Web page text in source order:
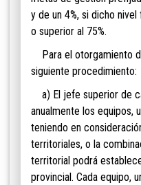
y de un 4%, si dicho
o superior al 75%.
Para el otorgamiento
siguiente procedimiento:
a) El jefe superior de
anualmente los equipos,
teniendo en
territoriales, o la
territorial podrá
provincial. Cada equipo,